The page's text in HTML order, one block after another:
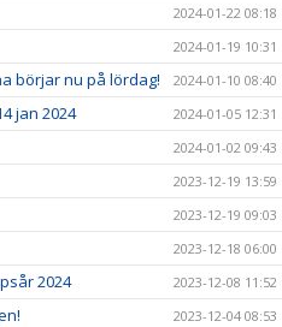
2024-01-22 08:18
2024-01-19 10:31
börjar nu på lördag! 2024-01-10 08:40
jan 2024 2024-01-05 12:31
2024-01-02 09:43
2023-12-19 13:59
2023-12-19 09:03
2023-12-18 06:00
2024 2023-12-08 11:52
2023-12-04 08:53